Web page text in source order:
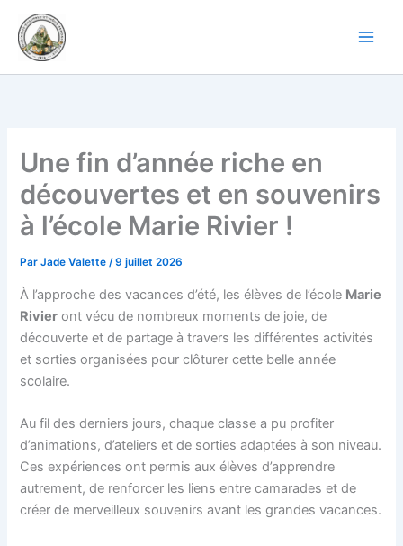
contenu
Une fin d’année riche en
découvertes et en souvenirs
à l’école Marie Rivier !
ParJade Valette/9 juillet 2026
À l’approche des vacances d’été, les élèves de l’école Marie
Rivier ont vécu de nombreux moments de joie, de
découverte et de partage à travers les différentes activités
et sorties organisées pour clôturer cette belle année
scolaire.
Au fil des derniers jours, chaque classe a pu profiter
d’animations, d’ateliers et de sorties adaptées à son niveau.
Ces expériences ont permis aux élèves d’apprendre
autrement, de renforcer les liens entre camarades et de
créer de merveilleux souvenirs avant les grandes vacances.